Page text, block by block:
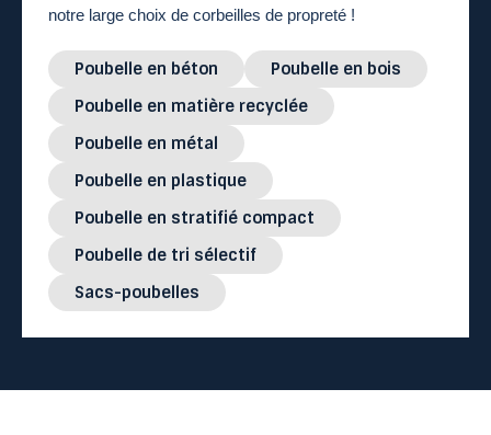
notre large choix de corbeilles de propreté !
Poubelle en béton
Poubelle en bois
Poubelle en matière recyclée
Poubelle en métal
Poubelle en plastique
Poubelle en stratifié compact
Poubelle de tri sélectif
Sacs-poubelles